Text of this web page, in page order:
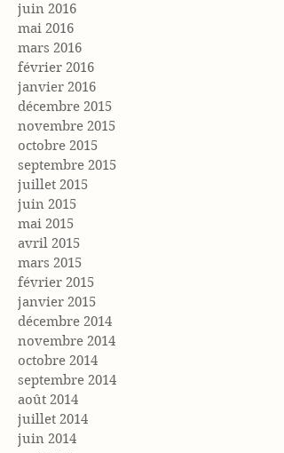
juin 2016
mai 2016
mars 2016
février 2016
janvier 2016
décembre 2015
novembre 2015
octobre 2015
septembre 2015
juillet 2015
juin 2015
mai 2015
avril 2015
mars 2015
février 2015
janvier 2015
décembre 2014
novembre 2014
octobre 2014
septembre 2014
août 2014
juillet 2014
juin 2014